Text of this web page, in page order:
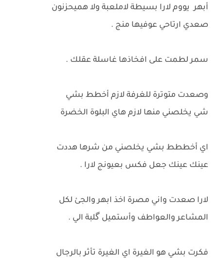
أبهر يووم لارا بسيطة لاملعبة ولا هميحزنون
صعدي ارتاحي عوفيها منج .
سمر لطمت على افخاذها غاسلة عقلك .
وصعدت متوترة للغرفة لازم أخطط بشي
شي يخلصني منها لازم هاي البلوة الخضرة
اي أخططط بشي يخلصني من شرها هددت
عينك عينك جعل فكس بعيونج لارا .
لارا صعدت واني مصرة اخذ ابهر والجئ لكل
المشاعر والعواطف وأستميل گلبة الي .
فكرت بشي هو الغيرة اي الغيرة تأثر بالرجال